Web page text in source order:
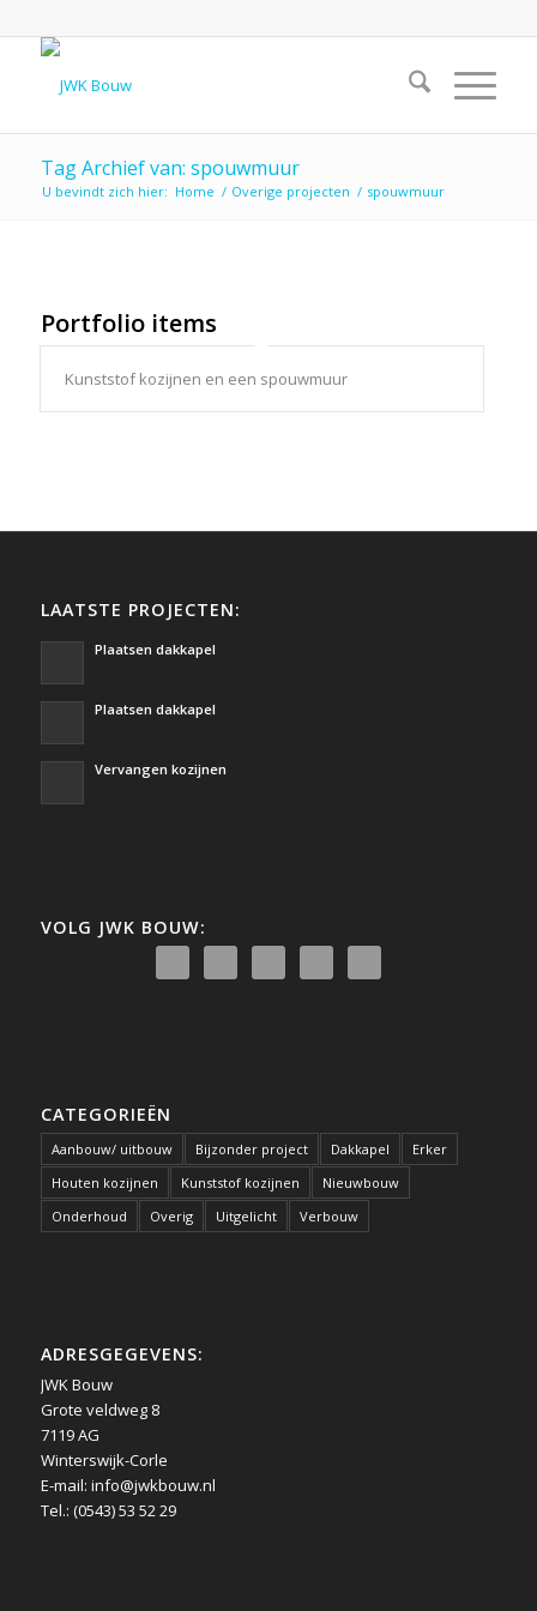
Tag Archief van: spouwmuur
U bevindt zich hier: Home / Overige projecten / spouwmuur
Portfolio items
Kunststof kozijnen en een spouwmuur
LAATSTE PROJECTEN:
Plaatsen dakkapel
Plaatsen dakkapel
Vervangen kozijnen
VOLG JWK BOUW:
CATEGORIEËN
Aanbouw/ uitbouw Bijzonder project Dakkapel
Erker
Houten kozijnen
Kunststof kozijnen
Nieuwbouw
Onderhoud
Overig Uitgelicht Verbouw
ADRESGEGEVENS:
JWK Bouw
Grote veldweg 8
7119 AG
Winterswijk-Corle
E-mail: info@jwkbouw.nl
Tel.: (0543) 53 52 29